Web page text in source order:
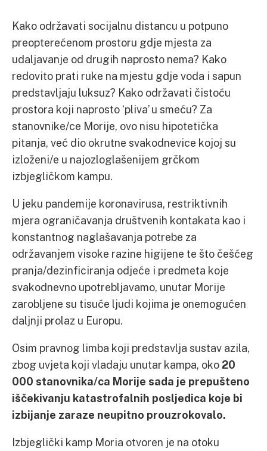
Kako održavati socijalnu distancu u potpuno
preopterećenom prostoru gdje mjesta za
udaljavanje od drugih naprosto nema? Kako
redovito prati ruke na mjestu gdje voda i sapun
predstavljaju luksuz? Kako održavati čistoću
prostora koji naprosto ‘pliva’ u smeću? Za
stanovnike/ce Morije, ovo nisu hipotetička
pitanja, već dio okrutne svakodnevice kojoj su
izloženi/e u najozloglašenijem grčkom
izbjegličkom kampu.
U jeku pandemije koronavirusa, restriktivnih
mjera ograničavanja društvenih kontakata kao i
konstantnog naglašavanja potrebe za
održavanjem visoke razine higijene te što češćeg
pranja/dezinficiranja odjeće i predmeta koje
svakodnevno upotrebljavamo, unutar Morije
zarobljene su tisuće ljudi kojima je onemogućen
daljnji prolaz u Europu.
Osim pravnog limba koji predstavlja sustav azila,
zbog uvjeta koji vladaju unutar kampa, oko 20
000 stanovnika/ca Morije sada je prepušteno
iščekivanju katastrofalnih posljedica koje bi
izbijanje zaraze neupitno prouzrokovalo.
Izbjeglički kamp Moria otvoren je na otoku